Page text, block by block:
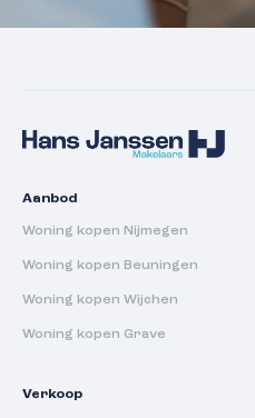
Aanbod
Woning kopen Nijmegen
Woning kopen Beuningen
Woning kopen Wijchen
Woning kopen Grave
Verkoop